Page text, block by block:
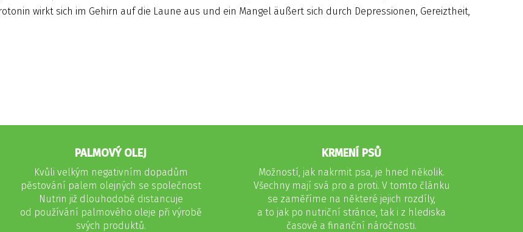
wirkt sich im Gehirn auf die Laune aus und ein Mangel äußert sich durch Depressionen, Gereiztheit,
PALMOVÝ OLEJ
Kvůli velkým negativním dopadům
pěstování palem olejných se společnost
Nutrin již dlouhodobě distancuje
od používání palmového oleje při výrobě
svých produktů.
KRMENÍ PSŮ
Možností, jak nakrmit psa, je hned několik.
Všechny mají svá pro a proti. V tomto článku
se zaměříme na některé jejich rozdíly,
a to jak po nutriční stránce, tak i z hlediska
časové a finanční náročnosti.